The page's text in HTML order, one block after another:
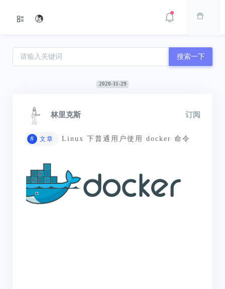
搜索一下
2020-11-29
林里克斯 订阅
# 文章 Linux 下普通用户使用 docker 命令